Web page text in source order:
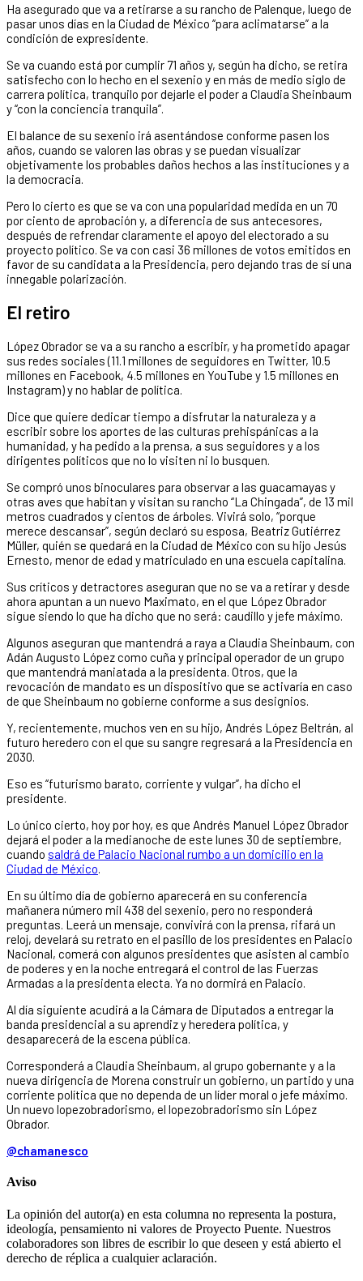
Ha asegurado que va a retirarse a su rancho de Palenque, luego de
pasar unos días en la Ciudad de México “para aclimatarse” a la
condición de expresidente.
Se va cuando está por cumplir 71 años y, según ha dicho, se retira
satisfecho con lo hecho en el sexenio y en más de medio siglo de
carrera política, tranquilo por dejarle el poder a Claudia Sheinbaum
y “con la conciencia tranquila”.
El balance de su sexenio irá asentándose conforme pasen los
años, cuando se valoren las obras y se puedan visualizar
objetivamente los probables daños hechos a las instituciones y a
la democracia.
Pero lo cierto es que se va con una popularidad medida en un 70
por ciento de aprobación y, a diferencia de sus antecesores,
después de refrendar claramente el apoyo del electorado a su
proyecto político. Se va con casi 36 millones de votos emitidos en
favor de su candidata a la Presidencia, pero dejando tras de sí una
innegable polarización.
El retiro
López Obrador se va a su rancho a escribir, y ha prometido apagar
sus redes sociales (11.1 millones de seguidores en Twitter, 10.5
millones en Facebook, 4.5 millones en YouTube y 1.5 millones en
Instagram) y no hablar de política.
Dice que quiere dedicar tiempo a disfrutar la naturaleza y a
escribir sobre los aportes de las culturas prehispánicas a la
humanidad, y ha pedido a la prensa, a sus seguidores y a los
dirigentes políticos que no lo visiten ni lo busquen.
Se compró unos binoculares para observar a las guacamayas y
otras aves que habitan y visitan su rancho “La Chingada”, de 13 mil
metros cuadrados y cientos de árboles. Vivirá solo, “porque
merece descansar”, según declaró su esposa, Beatriz Gutiérrez
Müller, quién se quedará en la Ciudad de México con su hijo Jesús
Ernesto, menor de edad y matriculado en una escuela capitalina.
Sus críticos y detractores aseguran que no se va a retirar y desde
ahora apuntan a un nuevo Maximato, en el que López Obrador
sigue siendo lo que ha dicho que no será: caudillo y jefe máximo.
Algunos aseguran que mantendrá a raya a Claudia Sheinbaum, con
Adán Augusto López como cuña y principal operador de un grupo
que mantendrá maniatada a la presidenta. Otros, que la
revocación de mandato es un dispositivo que se activaría en caso
de que Sheinbaum no gobierne conforme a sus designios.
Y, recientemente, muchos ven en su hijo, Andrés López Beltrán, al
futuro heredero con el que su sangre regresará a la Presidencia en
2030.
Eso es “futurismo barato, corriente y vulgar”, ha dicho el
presidente.
Lo único cierto, hoy por hoy, es que Andrés Manuel López Obrador
dejará el poder a la medianoche de este lunes 30 de septiembre,
cuando saldrá de Palacio Nacional rumbo a un domicilio en la
Ciudad de México.
En su último día de gobierno aparecerá en su conferencia
mañanera número mil 438 del sexenio, pero no responderá
preguntas. Leerá un mensaje, convivirá con la prensa, rifará un
reloj, develará su retrato en el pasillo de los presidentes en Palacio
Nacional, comerá con algunos presidentes que asisten al cambio
de poderes y en la noche entregará el control de las Fuerzas
Armadas a la presidenta electa. Ya no dormirá en Palacio.
Al día siguiente acudirá a la Cámara de Diputados a entregar la
banda presidencial a su aprendiz y heredera política, y
desaparecerá de la escena pública.
Corresponderá a Claudia Sheinbaum, al grupo gobernante y a la
nueva dirigencia de Morena construir un gobierno, un partido y una
corriente política que no dependa de un líder moral o jefe máximo.
Un nuevo lopezobradorismo, el lopezobradorismo sin López
Obrador.
@chamanesco
Aviso
La opinión del autor(a) en esta columna no representa la postura,
ideología, pensamiento ni valores de Proyecto Puente. Nuestros
colaboradores son libres de escribir lo que deseen y está abierto el
derecho de réplica a cualquier aclaración.